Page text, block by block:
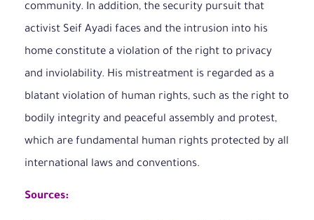
community. In addition, the security pursuit that
activist Seif Ayadi faces and the intrusion into his
home constitute a violation of the right to privacy
and inviolability. His mistreatment is regarded as a
blatant violation of human rights, such as the right to
bodily integrity and peaceful assembly and protest,
which are fundamental human rights protected by all
international laws and conventions.
Sources: